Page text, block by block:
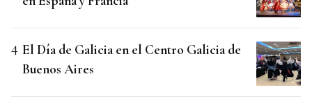
El Día de Galicia en el Centro Galicia de
Buenos Aires